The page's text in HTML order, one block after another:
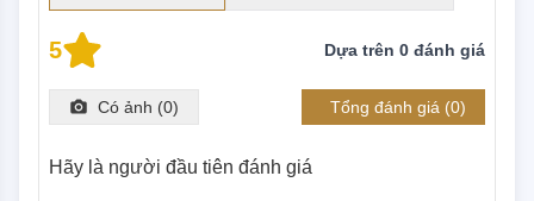
5 Dựa trên 0 đánh giá
Có ảnh (0) Tổng đánh giá (0)
Hãy là người đầu tiên đánh giá